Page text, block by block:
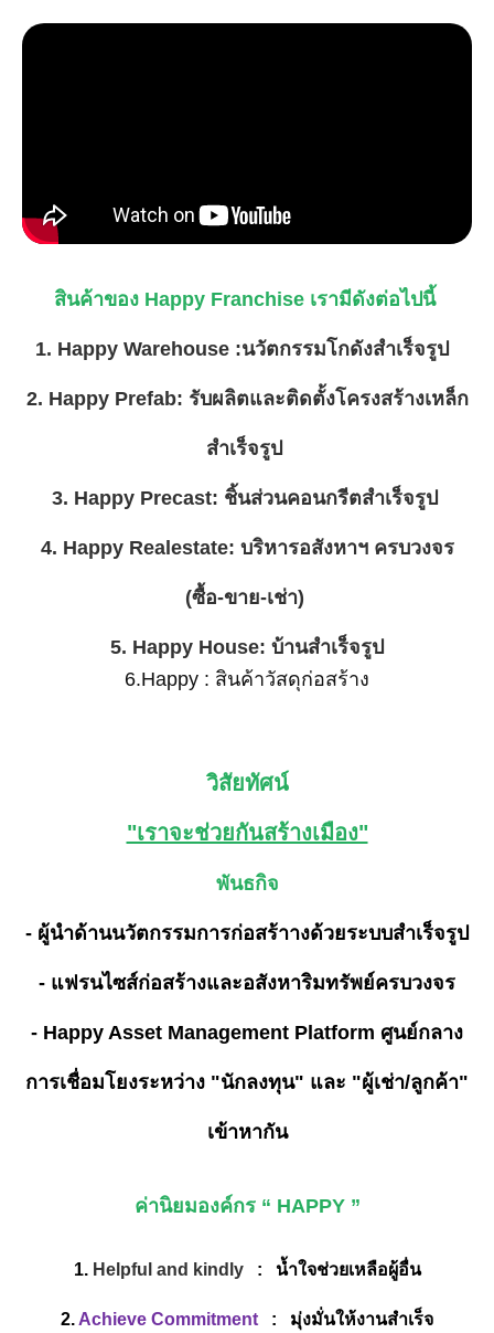
สินค้าของ Happy Franchise เรามีดังต่อไปนี้
1. Happy Warehouse :นวัตกรรมโกดังสำเร็จรูป
2. Happy Prefab: รับผลิตและติดตั้งโครงสร้างเหล็ก
สำเร็จรูป
3. Happy Precast: ชิ้นส่วนคอนกรีตสำเร็จรูป
4. Happy Realestate: บริหารอสังหาฯ ครบวงจร
(ซื้อ-ขาย-เช่า)
5. Happy House: บ้านสำเร็จรูป
6.Happy : สินค้าวัสดุก่อสร้าง
วิสัยทัศน์
"เราจะช่วยกันสร้างเมือง"
พันธกิจ
- ผู้นำด้านนวัตกรรมการก่อสร้าางด้วยระบบสำเร็จรูป
- แฟรนไซส์ก่อสร้างและอสังหาริมทรัพย์ครบวงจร
- Happy Asset Management Platform ศูนย์กลาง
การเชื่อมโยงระหว่าง "นักลงทุน" และ "ผู้เช่า/ลูกค้า"
เข้าหากัน
ค่านิยมองค์กร “ HAPPY ”
1. Helpful and kindly : น้ำใจช่วยเหลือผู้อื่น
2. Achieve Commitment : มุ่งมั่นให้งานสำเร็จ